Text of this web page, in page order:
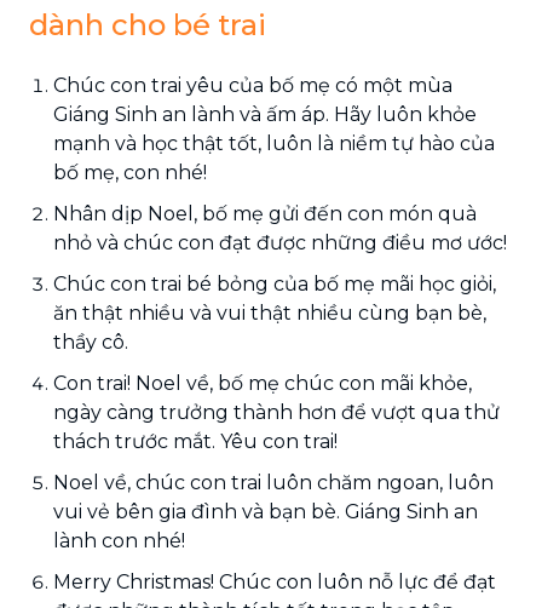
dành cho bé trai
Chúc con trai yêu của bố mẹ có một mùa
Giáng Sinh an lành và ấm áp. Hãy luôn khỏe
mạnh và học thật tốt, luôn là niềm tự hào của
bố mẹ, con nhé!
Nhân dịp Noel, bố mẹ gửi đến con món quà
nhỏ và chúc con đạt được những điều mơ ước!
Chúc con trai bé bỏng của bố mẹ mãi học giỏi,
ăn thật nhiều và vui thật nhiều cùng bạn bè,
thầy cô.
Con trai! Noel về, bố mẹ chúc con mãi khỏe,
ngày càng trưởng thành hơn để vượt qua thử
thách trước mắt. Yêu con trai!
Noel về, chúc con trai luôn chăm ngoan, luôn
vui vẻ bên gia đình và bạn bè. Giáng Sinh an
lành con nhé!
Merry Christmas! Chúc con luôn nỗ lực để đạt